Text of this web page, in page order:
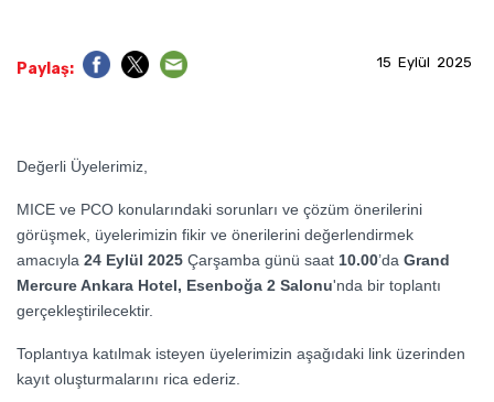
15 Eylül 2025
Paylaş:
Değerli Üyelerimiz,
MICE ve PCO konularındaki sorunları ve çözüm önerilerini
görüşmek, üyelerimizin fikir ve önerilerini değerlendirmek
amacıyla 24 Eylül 2025 Çarşamba günü saat 10.00’da Grand
Mercure Ankara Hotel, Esenboğa 2 Salonu'nda bir toplantı
gerçekleştirilecektir.
Toplantıya katılmak isteyen üyelerimizin aşağıdaki link üzerinden
kayıt oluşturmalarını rica ederiz.